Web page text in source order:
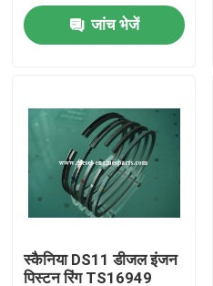
फैक्टरी यात्रा
हमसे संपर्क करें
एक बोली का अनुरोध
डीजल इंजन के पुर्जे
जांच भेजें
स्कैनिया DS11 डीजल इंजन
पिस्टन रिंग TS16949